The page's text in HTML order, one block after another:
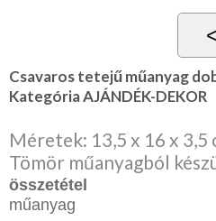
Csavaros tetejű műanyag
Kategória AJÁNDÉK-DEKOR
Méretek: 13,5 x 16 x 3,5
Tömör műanyagból
összetétel
műanyag